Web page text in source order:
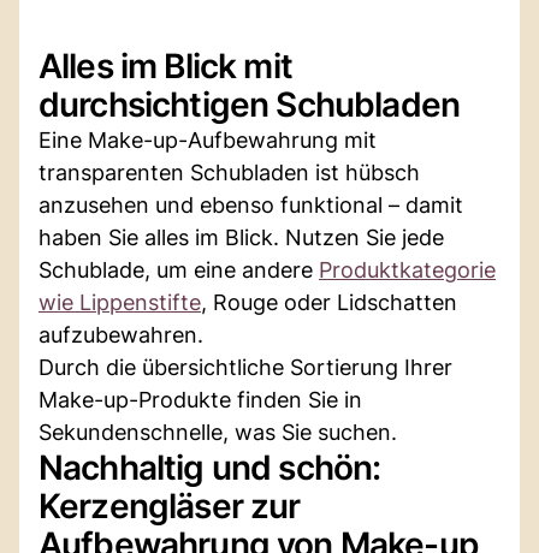
Alles im Blick mit
durchsichtigen Schubladen
Eine Make-up-Aufbewahrung mit
transparenten Schubladen ist hübsch
anzusehen und ebenso funktional – damit
haben Sie alles im Blick. Nutzen Sie jede
Schublade, um eine andere Produktkategorie
wie Lippenstifte, Rouge oder Lidschatten
aufzubewahren.
Durch die übersichtliche Sortierung Ihrer
Make-up-Produkte finden Sie in
Sekundenschnelle, was Sie suchen.
Nachhaltig und schön:
Kerzengläser zur
Aufbewahrung von Make-up